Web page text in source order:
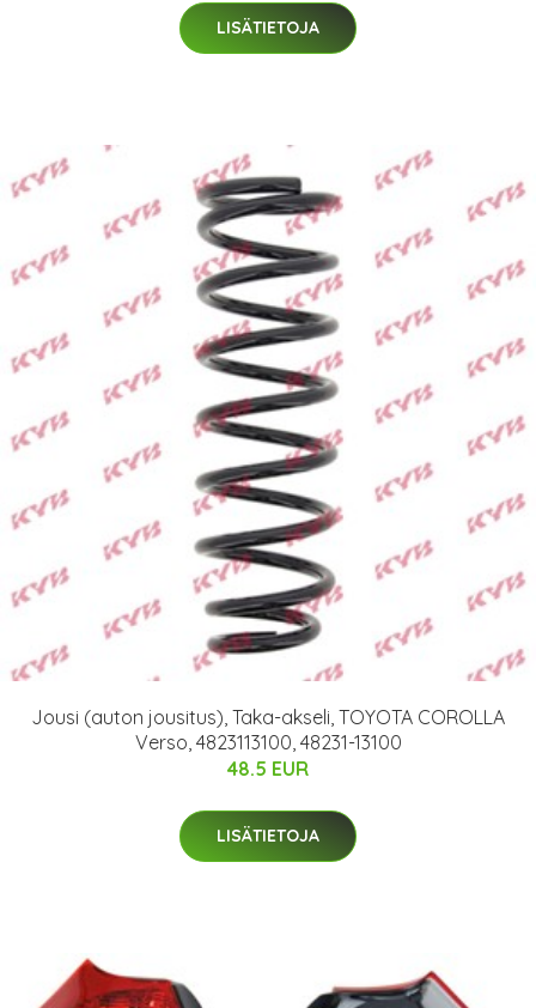
LISÄTIETOJA
Jousi (auton jousitus), Taka-akseli, TOYOTA COROLLA
Verso, 4823113100, 48231-13100
48.5 EUR
LISÄTIETOJA